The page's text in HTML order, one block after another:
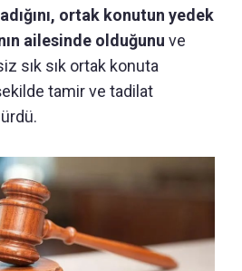
ortak konutun yedek
ailesinde olduğunu ve
sık sık ortak konuta
tamir ve tadilat